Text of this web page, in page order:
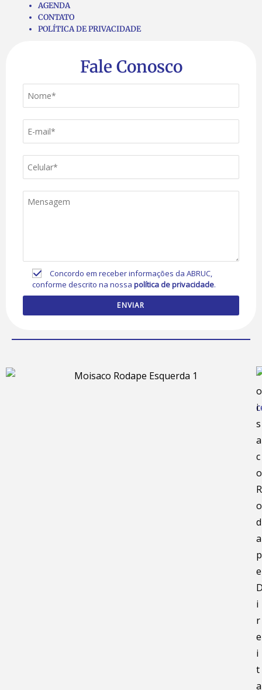
AGENDA
CONTATO
POLÍTICA DE PRIVACIDADE
Fale Conosco
Concordo em receber informações da ABRUC,
conforme descrito na nossapolítica de privacidade.